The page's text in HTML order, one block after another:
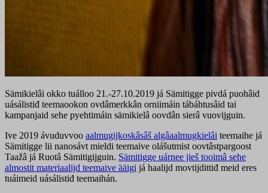
Sämikielâi okko tuálloo 21.-27.10.2019 já Sämitigge pivdá puohâid
uásálistiđ teemaookon ovdâmerkkân orniimáin tábáhtusâid tai
kampanjaid sehe pyehtimáin sämikielâ oovdân sierâ vuovijguin.
Ive 2019 ávuduvvoo aalmugijkoskâsâš algâaalmugkielâi teemaihe já
Sämitigge lii nanosávt mieldi teemaive olášutmist oovtâstpargoost
Taažâ já Ruotâ Sämitigijguin. Sämitigge uárnee jieš tooimâ sehe
almostit materiaalijd teemaive ääigi já haalijd movtijdittiđ meid eres
tuáimeid uásálistiđ teemaihán.